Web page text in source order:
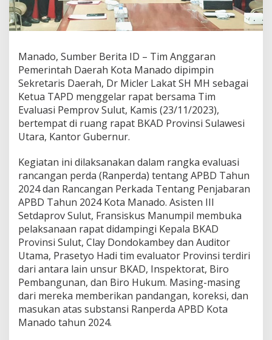
A
P
D
a
n
a
d
o
G
e
l
a
R
a
p
a
t
B
e
s
a
m
a
T
i
m
E
Manado, Sumber Berita ID – Tim Anggaran
Pemerintah Daerah Kota Manado dipimpin
Sekretaris Daerah, Dr Micler Lakat SH MH sebagai
Ketua TAPD menggelar rapat bersama Tim
Evaluasi Pemprov Sulut, Kamis (23/11/2023),
bertempat di ruang rapat BKAD Provinsi Sulawesi
Utara, Kantor Gubernur.
Kegiatan ini dilaksanakan dalam rangka evaluasi
rancangan perda (Ranperda) tentang APBD Tahun
2024 dan Rancangan Perkada Tentang Penjabaran
APBD Tahun 2024 Kota Manado. Asisten III
Setdaprov Sulut, Fransiskus Manumpil membuka
pelaksanaan rapat didampingi Kepala BKAD
Provinsi Sulut, Clay Dondokambey dan Auditor
Utama, Prasetyo Hadi tim evaluator Provinsi terdiri
dari antara lain unsur BKAD, Inspektorat, Biro
Pembangunan, dan Biro Hukum. Masing-masing
dari mereka memberikan pandangan, koreksi, dan
masukan atas substansi Ranperda APBD Kota
Manado tahun 2024.